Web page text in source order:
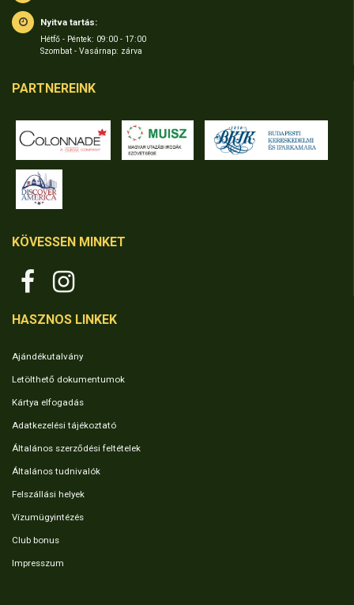
Nyitva tartás:
Hétfő - Péntek: 09:00 - 17:00
Szombat - Vasárnap: zárva
PARTNEREINK
KÖVESSEN MINKET
HASZNOS LINKEK
Ajándékutalvány
Letölthető dokumentumok
Kártya elfogadás
Adatkezelési tájékoztató
Általános szerződési feltételek
Általános tudnivalók
Felszállási helyek
Vízumügyintézés
Club bonus
Impresszum